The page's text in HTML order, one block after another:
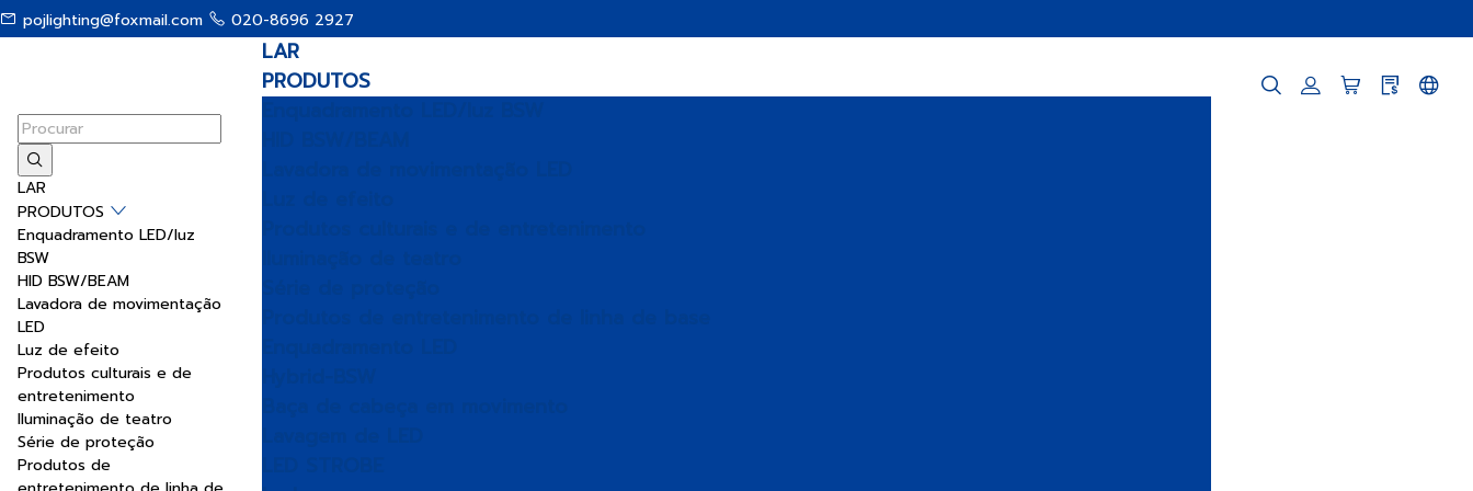
pojlighting@foxmail.com
020-8696 2927
LAR
PRODUTOS
Enquadramento LED/luz
BSW
HID BSW/BEAM
Lavadora de movimentação
LED
Luz de efeito
Produtos culturais e de
entretenimento
Iluminação de teatro
Série de proteção
Produtos de
LAR
PRODUTOS